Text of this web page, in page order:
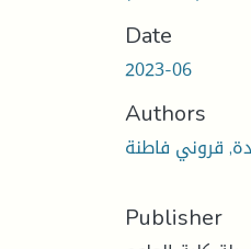
Date
2023-06
Authors
قروني فاطنة
Publisher